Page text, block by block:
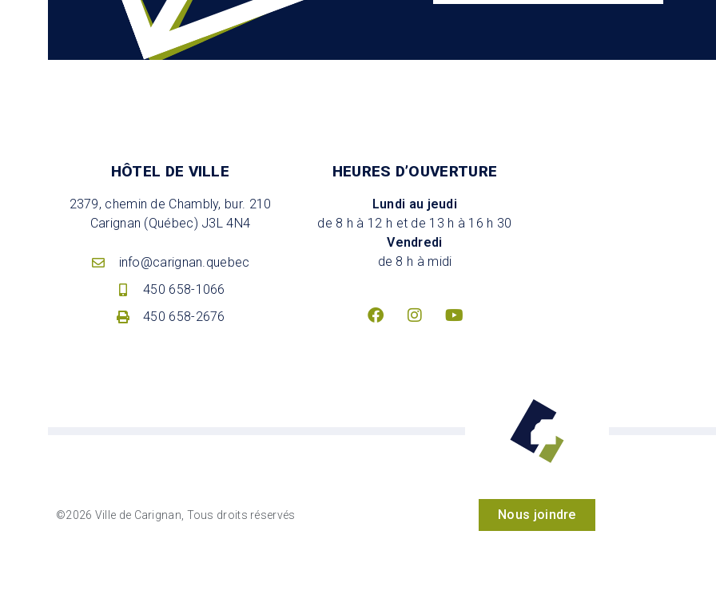
HÔTEL DE VILLE
2379, chemin de Chambly, bur. 210
Carignan (Québec) J3L 4N4
info@carignan.quebec
450 658-1066
450 658-2676
HEURES D’OUVERTURE
Lundi au jeudi
de 8 h à 12 h et de 13 h à 16 h 30
Vendredi
de 8 h à midi
©2026 Ville de Carignan, Tous droits réservés Nous joindre